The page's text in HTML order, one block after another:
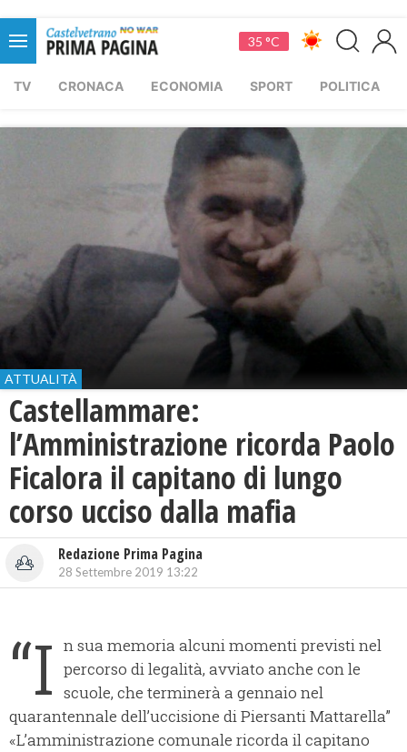
35 °C
TV CRONACA ECONOMIA SPORT POLITICA
ATTUALITÀ
Castellammare:
l’Amministrazione ricorda Paolo
Ficalora il capitano di lungo
corso ucciso dalla mafia
Redazione Prima Pagina
28 Settembre 2019 13:22
“I n sua memoria alcuni momenti previsti nel
percorso di legalità, avviato anche con le
scuole, che terminerà a gennaio nel
quarantennale dell’uccisione di Piersanti Mattarella”
«L’amministrazione comunale ricorda il capitano